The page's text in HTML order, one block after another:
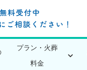
プラン・火葬
料金